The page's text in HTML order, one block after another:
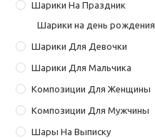
Шарики На Праздник
Шарики на день рождения
Шарики Для Девочки
Шарики Для Мальчика
Композиции Для Женщины
Композиции Для Мужчины
Шары На Выписку